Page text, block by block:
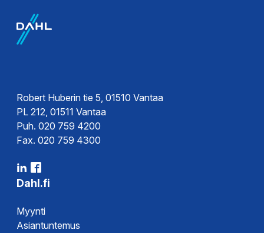
Robert Huberin tie 5, 01510 Vantaa
PL 212, 01511 Vantaa
Puh. 020 759 4200
Fax. 020 759 4300
Dahl.fi
Myynti
Asiantuntemus